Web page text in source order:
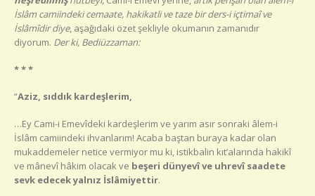
İslâm camiindeki cemaate, hakikatli ve taze bir ders-i içtimaî ve
İslâmîdir diye, aşağıdaki özet şekliyle okumanın zamanıdır
diyorum. Der ki, Bediüzzaman:
* * *
“Aziz, sıddık kardeşlerim,
…Ey Cami-i Emevîdeki kardeşlerim ve yarım asır sonraki âlem-i
İslâm camiindeki ihvanlarım! Acaba baştan buraya kadar olan
mukaddemeler netice vermiyor mu ki, istikbalin kıt’alarında hakikî
ve mânevî hâkim olacak ve beşeri dünyevî ve uhrevî saadete
sevk edecek yalnız İslâmiyettir.